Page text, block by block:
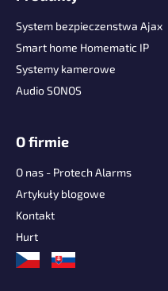
System bezpieczenstwa Ajax
Smart home Homematic IP
Systemy kamerowe
Audio SONOS
O firmie
O nas - Protech Alarms
Artykuły blogowe
Kontakt
Hurt